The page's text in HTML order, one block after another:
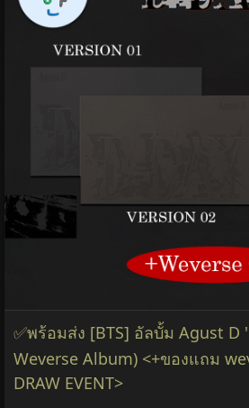
✅พร้อมส่ง [BTS] อัลบั้ม Agust D
Weverse Album) <+ของแถม
DRAW EVENT>